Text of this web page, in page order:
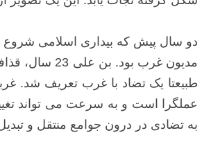
دو سال پیش که بیداری اسلامی شروع
طبیعتا یک تضاد با غرب تعریف شد.
عملگرا است و به سرعت می تواند
به تضادی در درون جوامع منتقل و